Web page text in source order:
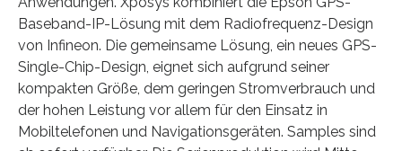
Baseband-IP-Lösung mit dem Radiofrequenz-Design
von Infineon. Die gemeinsame Lösung, ein neues GPS-
Single-Chip-Design, eignet sich aufgrund seiner
kompakten Größe, dem geringen Stromverbrauch und
der hohen Leistung vor allem für den Einsatz in
Mobiltelefonen und Navigationsgeräten. Samples sind